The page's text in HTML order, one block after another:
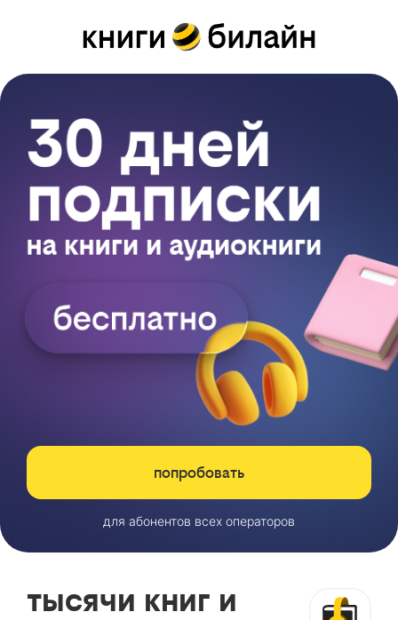
попробовать
для абонентов всех операторов
тысячи книг и